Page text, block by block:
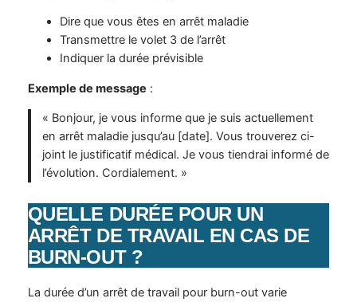
Dire que vous êtes en arrêt maladie
Transmettre le volet 3 de l’arrêt
Indiquer la durée prévisible
Exemple de message :
« Bonjour, je vous informe que je suis actuellement
en arrêt maladie jusqu’au [date]. Vous trouverez ci-
joint le justificatif médical. Je vous tiendrai informé de
l’évolution. Cordialement. »
QUELLE DURÉE POUR UN
ARRÊT DE TRAVAIL EN CAS DE
BURN-OUT ?
La durée d’un arrêt de travail pour burn-out varie